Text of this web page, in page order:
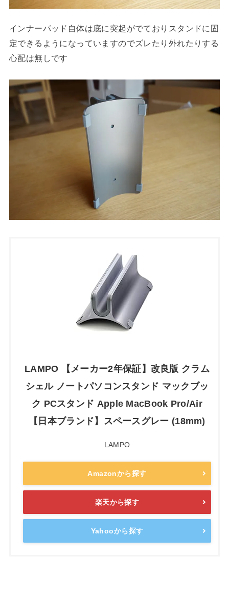
インナーパッド自体は底に突起がでておりスタンドに固
定できるようになっていますのでズレたり外れたりする
心配は無しです
LAMPO 【メーカー2年保証】改良版 クラム
シェル ノートパソコンスタンド マックブッ
ク PCスタンド Apple MacBook Pro/Air
【日本ブランド】スペースグレー (18mm)
LAMPO
Amazonから探す
楽天から探す
Yahooから探す